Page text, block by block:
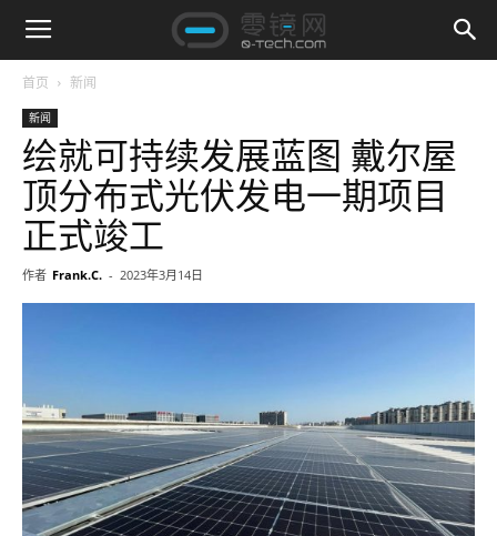
首页 新闻
新闻
绘就可持续发展蓝图 戴尔屋
顶分布式光伏发电一期项目
正式竣工
作者 Frank.C. - 2023年3月14日